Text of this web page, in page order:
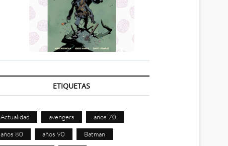
ETIQUETAS
Actualidad avengers años 70
años 80 años 90 Batman